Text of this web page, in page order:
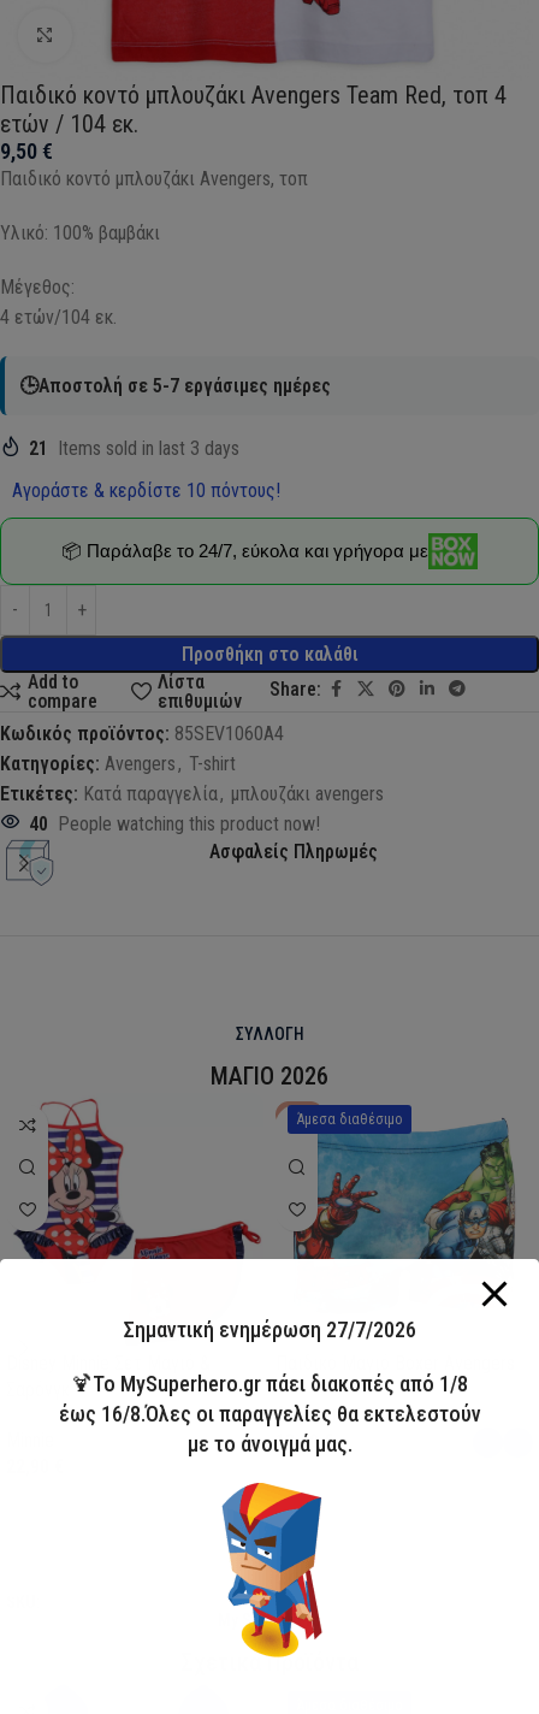
Παιδικό κοντό μπλουζάκι Avengers Team Red, τοπ 4
ετών / 104 εκ.
9,50€
Παιδικό κοντό μπλουζάκι Avengers, τοπ
Υλικό: 100% βαμβάκι
Μέγεθος:
4 ετών/104 εκ.
🕒Αποστολή σε 5-7 εργάσιμες ημέρες
21
Items sold in last 3 days
Αγοράστε & κερδίστε 10 πόντους!
Προσθήκη στο καλάθι
📦 Παράλαβε το 24/7, εύκολα και γρήγορα με
Add to
compare
Λίστα
επιθυμιών
Share:
Κωδικός προϊόντος: 85SEV1060A4
Κατηγορίες: Avengers , T-shirt
Ετικέτες: Κατά παραγγελία, μπλουζάκι avengers
40 People watching this product now!
Ασφαλείς Πληρωμές
ΣΥΛΛΟΓΗ
ΜΑΓΙΟ 2026
Άμεσα διαθέσιμο
HOT
Avengers
13,00€
Επιλογή
SKU:
My Super Hero
Σχετικά Προϊόντα
Σημαντική ενημέρωση 27/7/2026
🍹Το MySuperhero.gr πάει διακοπές από 1/8
έως 16/8.Όλες οι παραγγελίες θα εκτελεστούν
με το άνοιγμά μας.